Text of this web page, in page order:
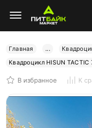
Главная ...
Квадроцикл HISUN
В избранное К